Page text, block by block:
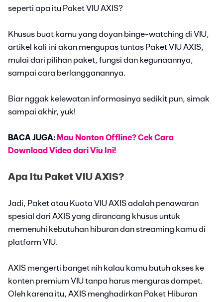
seperti apa itu Paket VIU AXIS?
Khusus buat kamu yang doyan binge-watching di VIU,
artikel kali ini akan mengupas tuntas Paket VIU AXIS,
mulai dari pilihan paket, fungsi dan kegunaannya,
sampai cara berlangganannya.
Biar nggak kelewatan informasinya sedikit pun, simak
sampai akhir, yuk!
BACA JUGA: Mau Nonton Offline? Cek Cara
Download Video dari Viu Ini!
Apa Itu Paket VIU AXIS?
Jadi, Paket atau Kuota VIU AXIS adalah penawaran
spesial dari AXIS yang dirancang khusus untuk
memenuhi kebutuhan hiburan dan streaming kamu di
platform VIU.
AXIS mengerti banget nih kalau kamu butuh akses ke
konten premium VIU tanpa harus menguras dompet.
Oleh karena itu, AXIS menghadirkan Paket Hiburan